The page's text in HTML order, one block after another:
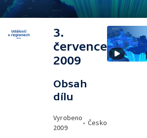
3.
července
2009
Obsah
dílu
Vyrobeno
2009
• Česko